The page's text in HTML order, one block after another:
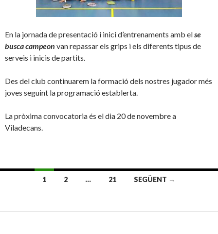
En la jornada de presentació i inici d’entrenaments amb else
busca campeon van repassar els grips i els diferents tipus de
serveis i inicis de partits.
Des del club continuarem la formació dels nostres jugador més
joves seguint la programació establerta.
La pròxima convocatoria és el dia 20 de novembre a
Viladecans.
per
1 2 … 21 SEGÜENT →